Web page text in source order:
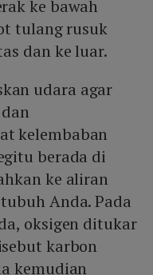
ke bawah
tulang rusuk
dan ke luar.
udara agar
kelembaban
berada di
ke aliran
Anda. Pada
oksigen ditukar
karbon
kemudian